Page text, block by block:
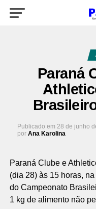
Paraná
Publicado em 28 de junho
por Ana Karolina
Paraná Clube e
(dia 28) às 15 horas,
do Campeonato
1 kg de alimento não